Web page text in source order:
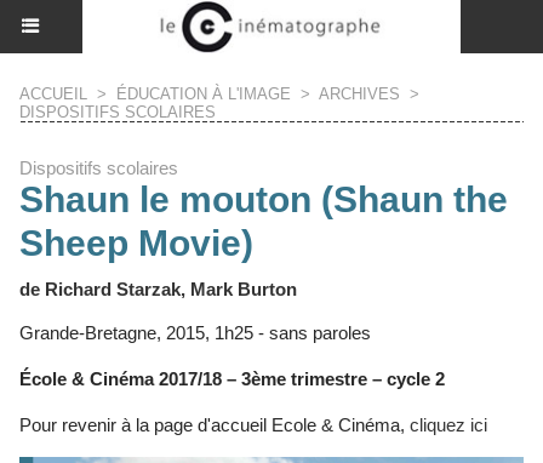
ACCUEIL > ÉDUCATION À L'IMAGE > ARCHIVES >
DISPOSITIFS SCOLAIRES
Dispositifs scolaires
Shaun le mouton (Shaun the
Sheep Movie)
de Richard Starzak, Mark Burton
Grande-Bretagne, 2015, 1h25 - sans paroles
École & Cinéma 2017/18 – 3ème trimestre – cycle 2
Pour revenir à la page d'accueil Ecole & Cinéma, cliquez ici